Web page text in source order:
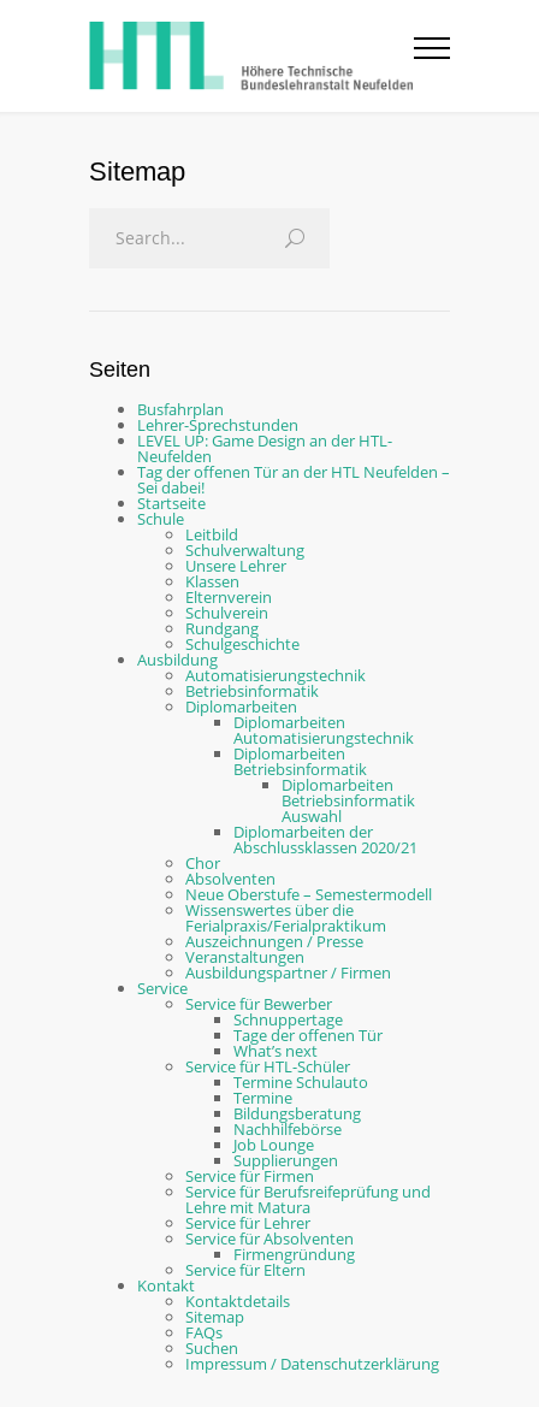
Sitemap
Seiten
Busfahrplan
Lehrer-Sprechstunden
LEVEL UP: Game Design an der HTL-
Neufelden
Tag der offenen Tür an der HTL Neufelden –
Sei dabei!
Startseite
Schule
Leitbild
Schulverwaltung
Unsere Lehrer
Klassen
Elternverein
Schulverein
Rundgang
Schulgeschichte
Ausbildung
Automatisierungstechnik
Betriebsinformatik
Diplomarbeiten
Diplomarbeiten
Automatisierungstechnik
Diplomarbeiten
Betriebsinformatik
Diplomarbeiten
Betriebsinformatik
Auswahl
Diplomarbeiten der
Abschlussklassen 2020/21
Chor
Absolventen
Neue Oberstufe – Semestermodell
Wissenswertes über die
Ferialpraxis/Ferialpraktikum
Auszeichnungen / Presse
Veranstaltungen
Ausbildungspartner / Firmen
Service
Service für Bewerber
Schnuppertage
Tage der offenen Tür
What’s next
Service für HTL-Schüler
Termine Schulauto
Termine
Bildungsberatung
Nachhilfebörse
Job Lounge
Supplierungen
Service für Firmen
Service für Berufsreifeprüfung und
Lehre mit Matura
Service für Lehrer
Service für Absolventen
Firmengründung
Service für Eltern
Kontakt
Kontaktdetails
Sitemap
FAQs
Suchen
Impressum / Datenschutzerklärung